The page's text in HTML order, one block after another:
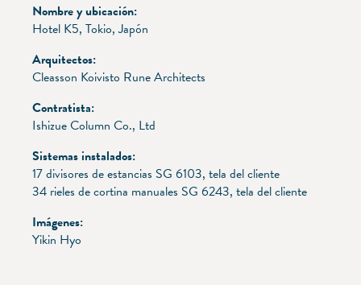
Nombre y ubicación:
Hotel K5, Tokio, Japón
Arquitectos:
Cleasson Koivisto Rune Architects
Contratista:
Ishizue Column Co., Ltd
Sistemas instalados:
17 divisores de estancias SG 6103, tela del cliente
34 rieles de cortina manuales SG 6243, tela del cliente
Imágenes:
Yikin Hyo